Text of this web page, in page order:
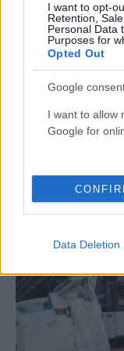
I want to opt-
Retention,
Personal Data
Purposes for
Opted Out
Google
I want to allow
Google for
Data Deletion
Κυψέλη: Το
– «Αφιέρωσε τη